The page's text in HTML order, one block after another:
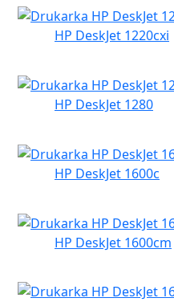
HP DeskJet 1220cxi
HP DeskJet 1280
HP DeskJet 1600c
HP DeskJet 1600cm